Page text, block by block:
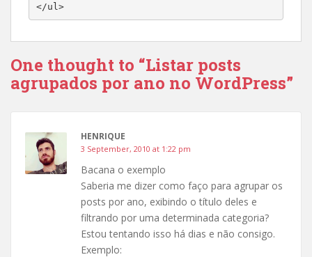
</ul>
One thought to “Listar posts
agrupados por ano no WordPress”
HENRIQUE
3 September, 2010 at 1:22 pm
Bacana o exemplo
Saberia me dizer como faço para agrupar os
posts por ano, exibindo o título deles e
filtrando por uma determinada categoria?
Estou tentando isso há dias e não consigo.
Exemplo: